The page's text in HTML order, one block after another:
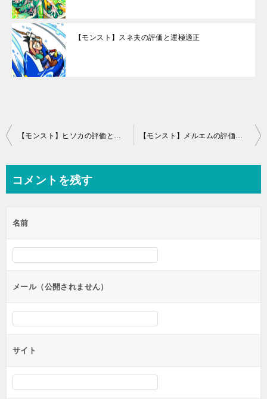
【モンスト】スネ夫の評価と運極適正
投
ビ
ー
シ
ン
【モンスト】ヒソカの評価と運極適正(ハンターハンター) 【モンスト】メルエムの評価と運極適正(ハンターハンター)
コメントを残す
名前
メール（公開されません）
サイト